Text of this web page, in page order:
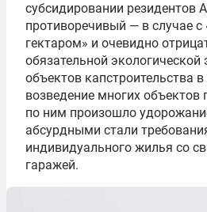
субсидировании резидентов
противоречивый — в случае с
гектаром» и очевидно
обязательной экологической
объектов капстроительства
возведение многих объектов
по ним произошло
абсурдными стали
индивидуального жилья со
гаражей.